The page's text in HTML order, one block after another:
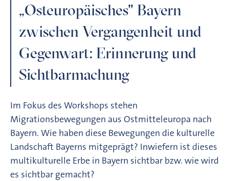
„Osteuropäisches" Bayern
zwischen Vergangenheit und
Gegenwart: Erinnerung und
Sichtbarmachung
Im Fokus des Workshops stehen
Migrationsbewegungen aus Ostmitteleuropa nach
Bayern. Wie haben diese Bewegungen die kulturelle
Landschaft Bayerns mitgeprägt? Inwiefern ist dieses
multikulturelle Erbe in Bayern sichtbar bzw. wie wird
es sichtbar gemacht?